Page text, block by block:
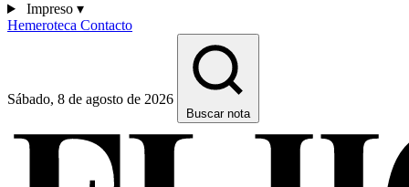
Impreso ▾
Hemeroteca Contacto
Sábado, 8 de agosto de 2026
Buscar nota